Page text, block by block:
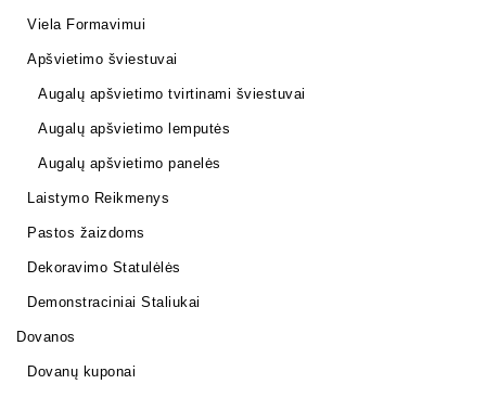
Viela Formavimui
Apšvietimo šviestuvai
Augalų apšvietimo tvirtinami šviestuvai
Augalų apšvietimo lemputės
Augalų apšvietimo panelės
Laistymo Reikmenys
Pastos žaizdoms
Dekoravimo Statulėlės
Demonstraciniai Staliukai
Dovanos
Dovanų kuponai